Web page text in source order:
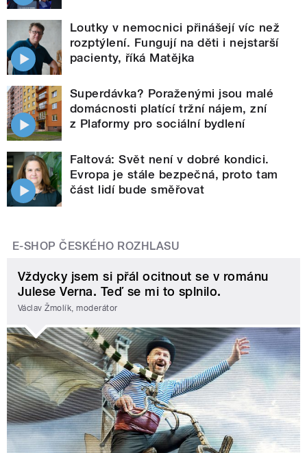
Loutky v nemocnici přinášejí víc než
rozptýlení. Fungují na děti i nejstarší
pacienty, říká Matějka
Superdávka? Poraženými jsou malé
domácnosti platící tržní nájem, zní
z Plaformy pro sociální bydlení
Faltová: Svět není v dobré kondici.
Evropa je stále bezpečná, proto tam
část lidí bude směřovat
E-SHOP ČESKÉHO ROZHLASU
Vždycky jsem si přál ocitnout se v románu
Julese Verna. Teď se mi to splnilo.
Václav Žmolík, moderátor